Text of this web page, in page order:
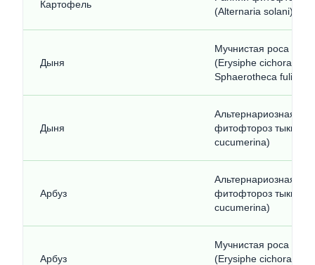
Картофель
(Alternaria solani)
Дыня
Мучнистая роса на
(Erysiphe
Sphaerotheca
Дыня
Альтернариозная
фитофтороз тыквы
cucumerina)
Арбуз
Альтернариозная
фитофтороз тыквы
cucumerina)
Арбуз
Мучнистая роса на
(Erysiphe